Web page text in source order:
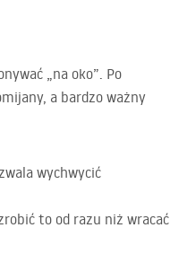
„na oko”. Po
a bardzo ważny
wychwycić
to od razu niż wracać